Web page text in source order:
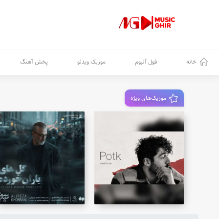
خانه فول آلبوم موزیک ویدئو پخش آهنگ
موزیک‌های ویژه